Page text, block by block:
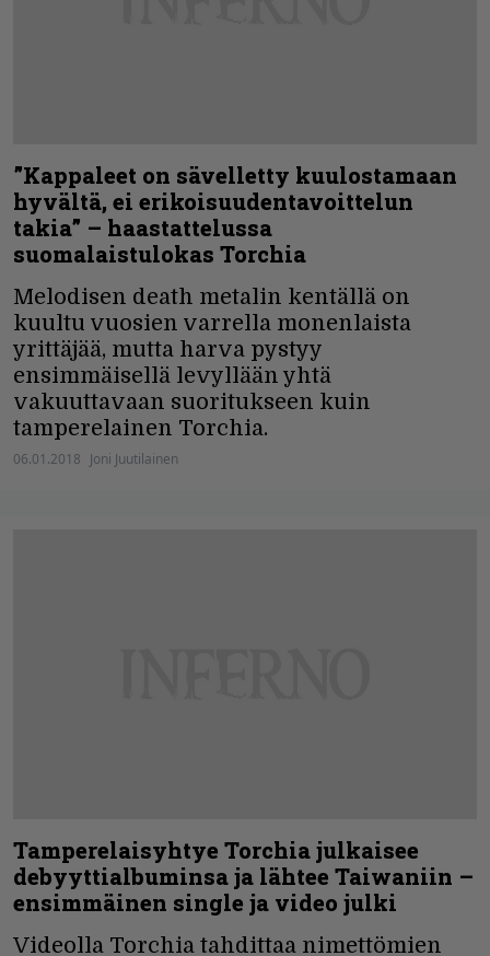
”Kappaleet on sävelletty kuulostamaan
hyvältä, ei erikoisuudentavoittelun
takia” – haastattelussa
suomalaistulokas Torchia
Melodisen death metalin kentällä on
kuultu vuosien varrella monenlaista
yrittäjää, mutta harva pystyy
ensimmäisellä levyllään yhtä
vakuuttavaan suoritukseen kuin
tamperelainen Torchia.
06.01.2018 Joni Juutilainen
Tamperelaisyhtye Torchia julkaisee
debyyttialbuminsa ja lähtee Taiwaniin –
ensimmäinen single ja video julki
Videolla Torchia tahdittaa nimettömien